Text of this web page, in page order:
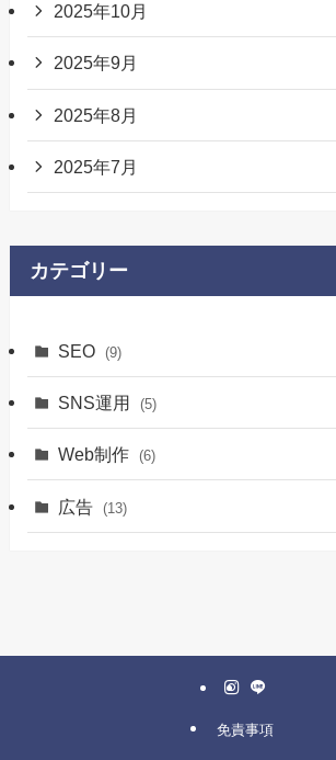
2025年10月
2025年9月
2025年8月
2025年7月
カテゴリー
SEO (9)
SNS運用 (5)
Web制作 (6)
広告 (13)
免責事項